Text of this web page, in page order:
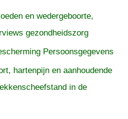
en wedergeboorte,
gezondheidszorg
Persoonsgegevens
hartenpijn en aanhoudende
in de